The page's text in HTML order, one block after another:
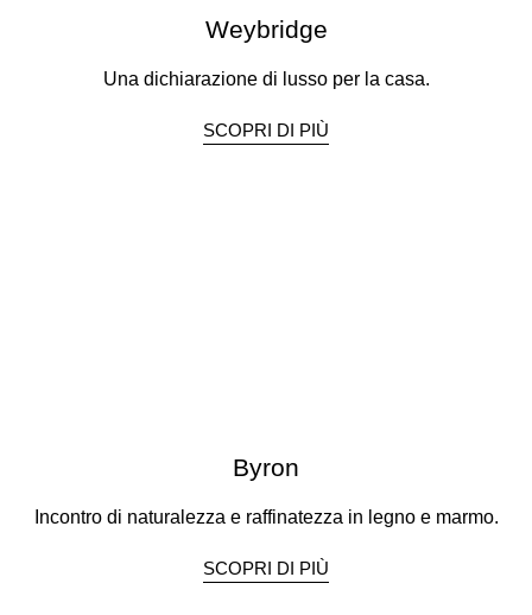
Weybridge
Una dichiarazione di lusso per la casa.
SCOPRI DI PIÙ
Byron
Incontro di naturalezza e raffinatezza in legno e marmo.
SCOPRI DI PIÙ